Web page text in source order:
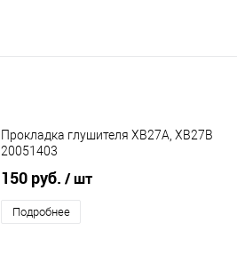
Прокладка глушителя XB27A, XB27B
20051403
150 руб. / шт
Подробнее